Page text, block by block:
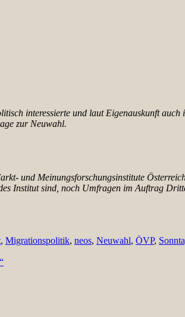
interessierte und laut Eigenauskunft
zur Neuwahl.
und Meinungsforschungsinstitute
Institut sind, noch Umfragen im Auftrag
, Migrationspolitik, neos, Neuwahl, ÖVP,